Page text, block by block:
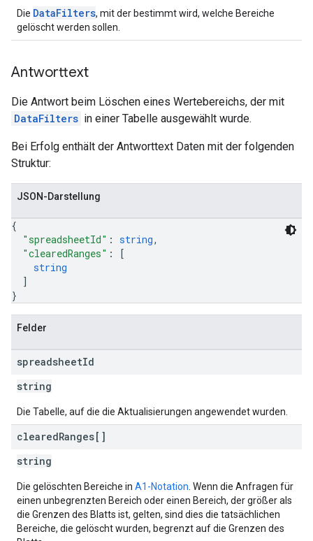
Die DataFilters, mit der bestimmt wird, welche Bereiche
gelöscht werden sollen.
Antworttext
Die Antwort beim Löschen eines Wertebereichs, der mit
DataFilters in einer Tabelle ausgewählt wurde.
Bei Erfolg enthält der Antworttext Daten mit der folgenden
Struktur:
JSON-Darstellung
{
"spreadsheetId" : string,
"clearedRanges" :
[
string
]
}
Felder
spreadsheetId
string
Die Tabelle, auf die die Aktualisierungen angewendet wurden.
clearedRanges[]
string
Die gelöschten Bereiche in A1-Notation . Wenn die Anfragen für
einen unbegrenzten Bereich oder einen Bereich, der größer als
die Grenzen des Blatts ist, gelten, sind dies die tatsächlichen
Bereiche, die gelöscht wurden, begrenzt auf die Grenzen des